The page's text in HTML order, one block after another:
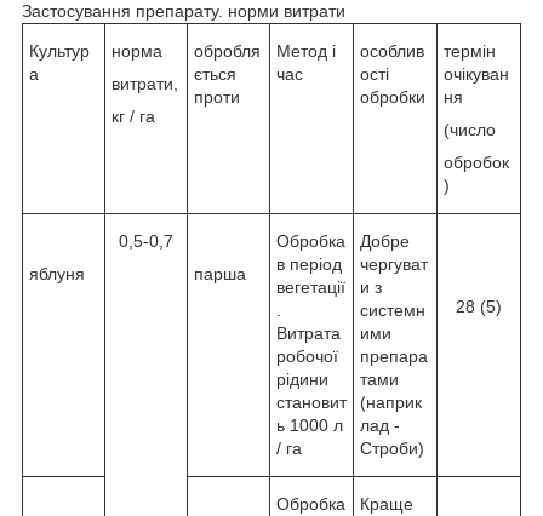
Застосування препарату. норми витрати
Культур
а
норма
витрати,
кг / га
обробля
ється
проти
Метод і
час
особлив
ості
обробки
термін
очікуван
ня
(число
обробок
)
яблуня
0,5-0,7
парша
Обробка
в період
вегетації
.
Витрата
робочої
рідини
становит
ь 1000 л
/ га
Добре
чергуват
и з
системн
ими
препара
тами
(наприк
лад -
Строби)
28 (5)
Обробка
Краще